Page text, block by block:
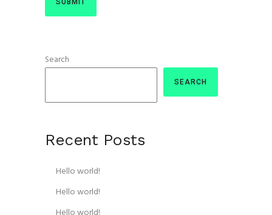
Search
SEARCH
Recent Posts
Hello world!
Hello world!